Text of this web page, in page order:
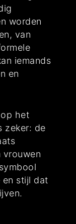
worden
van
iemands
en
het
zeker: de
vrouwen
en stijl dat